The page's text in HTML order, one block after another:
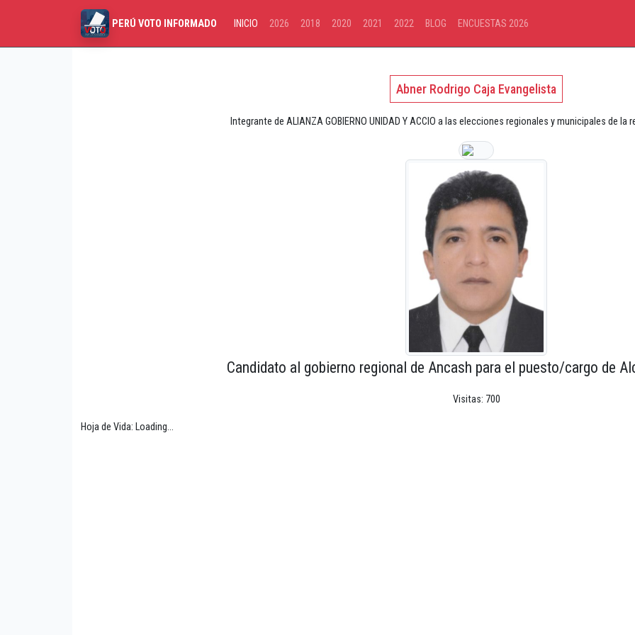
PERÚ VOTO INFORMADO INICIO 2026 2018 2020 2021 2022 BLOG ENCUESTAS 2026
Abner Rodrigo Caja Evangelista
Integrante de ALIANZA GOBIERNO UNIDAD Y ACCIO a las elecciones regionales y municipales de la
Candidato al gobierno regional de Ancash para el puesto/cargo de
Visitas: 700
Hoja de Vida: Loading...